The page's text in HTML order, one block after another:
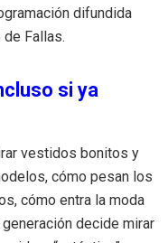
difundida
Fallas.
si ya
vestidos bonitos y
cómo pesan los
cómo entra la moda
decide mirar